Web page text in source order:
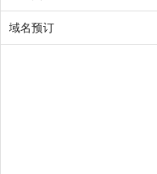
域名预订